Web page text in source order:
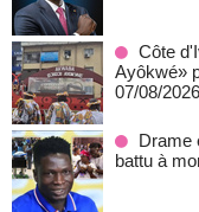
Côte
Ayôkwé»
07/08/2026
Drame
battu à